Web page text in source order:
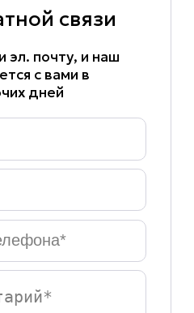
связи
эл. почту, и наш
с вами в
дней